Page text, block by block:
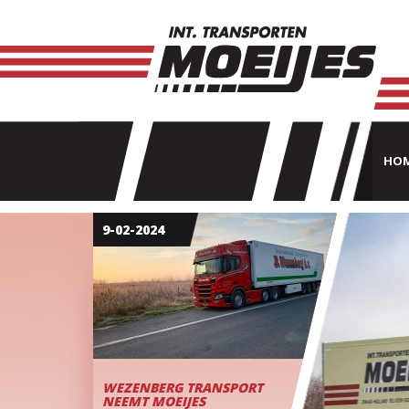
9-02-2024
WEZENBERG TRANSPORT
NEEMT MOEIJES